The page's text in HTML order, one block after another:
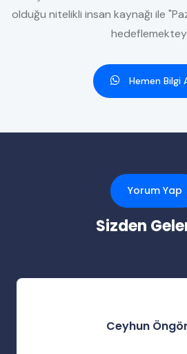
olduğu nitelikli insan kaynağı ile
Hemen Bilgi
Yorum Yap
Sizden
Ceyhun